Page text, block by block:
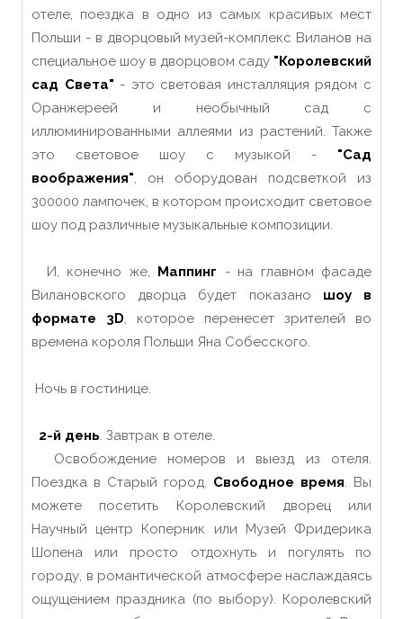
отеле, поездка в одно из самых красивых мест
Польши - в дворцовый музей-комплекс Виланов на
специальное шоу в дворцовом саду "Королевский
сад Света" - это световая инсталляция рядом с
Оранжереей и необычный сад с
иллюминированными аллеями из растений. Также
это световое шоу с музыкой - "Сад
воображения", он оборудован подсветкой из
300000 лампочек, в котором происходит световое
шоу под различные музыкальные композиции.
И, конечно же, Маппинг - на главном фасаде
Вилановского дворца будет показано шоу в
формате 3D, которое перенесет зрителей во
времена короля Польши Яна Собесского.
Ночь в гостинице.
2-й день. Завтрак в отеле.
Освобождение номеров и выезд из отеля.
Поездка в Старый город. Свободное время. Вы
можете посетить Королевский дворец или
Научный центр Коперник или Музей Фридерика
Шопена или просто отдохнуть и погулять по
городу, в романтической атмосфере наслаждаясь
ощущением праздника (по выбору). Королевский